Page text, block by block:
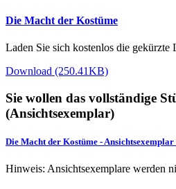
Die Macht der Kostüme
Laden Sie sich kostenlos die gekürzte
Download (250.41KB)
Sie wollen das vollständige
(Ansichtsexemplar)
Die Macht der Kostüme -
Hinweis: Ansichtsexemplare werden